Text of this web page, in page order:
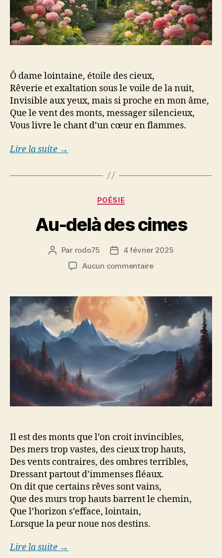
Ô dame lointaine, étoile des cieux,
Rêverie et exaltation sous le voile de la nuit,
Invisible aux yeux, mais si proche en mon âme,
Que le vent des monts, messager silencieux,
Vous livre le chant d’un cœur en flammes.
Lire la suite →
Catégories
POÉSIE
Au-delà des cimes
Auteur
l’article
Par rodo75
Date4 février 2025
Aucun commentairesur
des
cimes
Il est des monts que l’on croit invincibles,
Des mers trop vastes, des cieux trop hauts,
Des vents contraires, des ombres terribles,
Dressant partout d’immenses fléaux.
On dit que certains rêves sont vains,
Que des murs trop hauts barrent le chemin,
Que l’horizon s’efface, lointain,
Lorsque la peur noue nos destins.
Lire la suite →